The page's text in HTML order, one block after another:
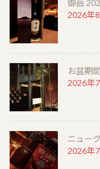
御岳
2026年
お盆期
2026年
ニュー
2026年